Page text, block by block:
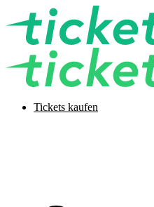
Tickets kaufen